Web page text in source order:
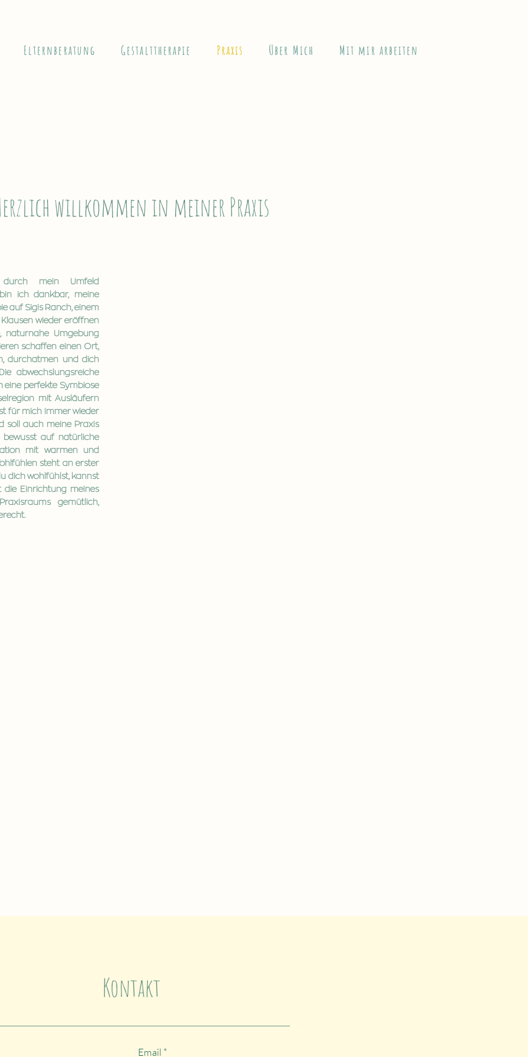
Elternberatung Gestalttherapie Praxis Über Mich Mit mir arbeiten
willkommen in meiner Praxis
mein Umfeld
ich dankbar, meine
auf Sigis Ranch, einem
wieder eröffnen
naturnahe Umgebung
schaffen einen Ort,
durchatmen und dich
abwechslungsreiche
eine perfekte Symbiose
mit Ausläufern
für mich immer wieder
soll auch meine Praxis
bewusst auf natürliche
mit warmen und
steht an erster
dich wohlfühlst, kannst
die Einrichtung meines
gemütlich,
Kontakt
Email